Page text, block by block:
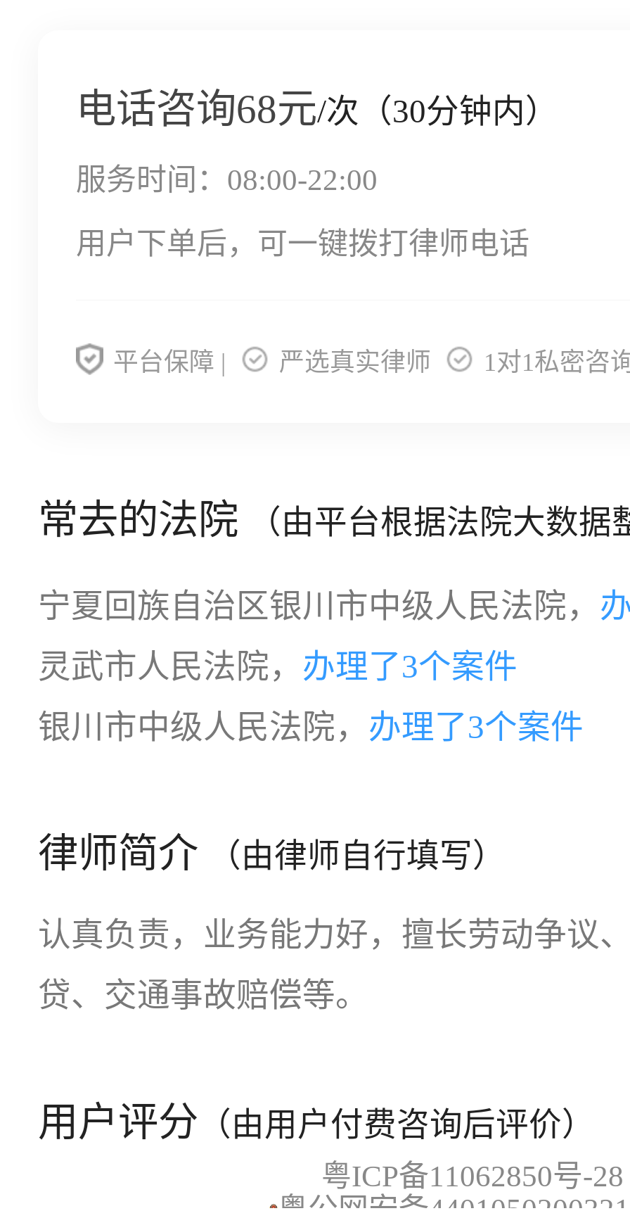
电话咨询68元/次（30分钟内）
服务时间：08:00-22:00
用户下单后，可一键拨打律师电话
平台保障 | 严选真实律师 1对1私密咨
常去的法院 （由平台根据法院大数据
宁夏回族自治区银川市中级人民法院，
灵武市人民法院， 办理了3个案件
银川市中级人民法院， 办理了3个案件
律师简介 （由律师自行填写）
认真负责，业务能力好，擅长劳动争议
贷、交通事故赔偿等。
用户评分 （由用户付费咨询后评价）
粤ICP备11062850号-28
粤公网安备